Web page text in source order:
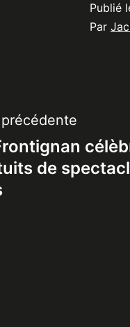
Publié
Par
de